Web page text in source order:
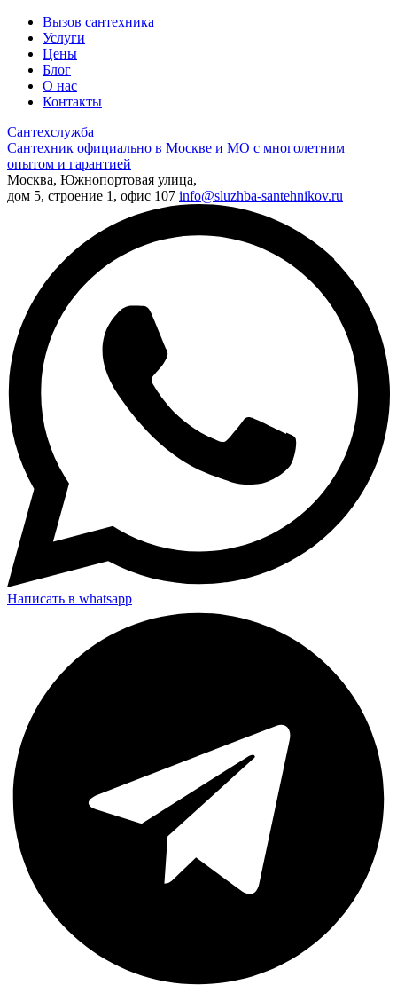
Вызов сантехника
Услуги
Цены
Блог
О нас
Контакты
Сантехслужба
Сантехник официально в Москве и МО с многолетним
опытом и гарантией
Москва, Южнопортовая улица,
дом 5, строение 1, офис 107 info@sluzhba-santehnikov.ru
Написать в whatsapp